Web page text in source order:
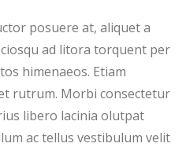
posuere at, aliquet a
ad litora torquent per
himenaeos. Etiam
rutrum. Morbi consectetur
libero lacinia olutpat
ac tellus vestibulum velit